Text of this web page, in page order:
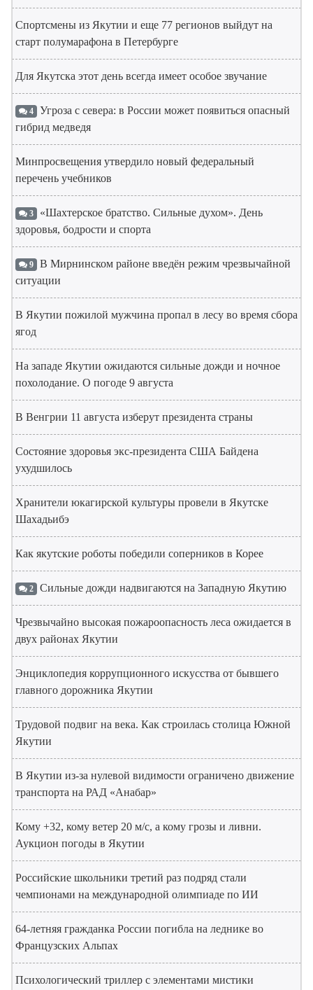
Спортсмены из Якутии и еще 77 регионов выйдут на
старт полумарафона в Петербурге
Для Якутска этот день всегда имеет особое звучание
4 Угроза с севера: в России может появиться опасный
гибрид медведя
Минпросвещения утвердило новый федеральный
перечень учебников
3 «Шахтерское братство. Сильные духом». День
здоровья, бодрости и спорта
9 В Мирнинском районе введён режим чрезвычайной
ситуации
В Якутии пожилой мужчина пропал в лесу во время сбора
ягод
На западе Якутии ожидаются сильные дожди и ночное
похолодание. О погоде 9 августа
В Венгрии 11 августа изберут президента страны
Состояние здоровья экс-президента США Байдена
ухудшилось
Хранители юкагирской культуры провели в Якутске
Шахадьибэ
Как якутские роботы победили соперников в Корее
2 Сильные дожди надвигаются на Западную Якутию
Чрезвычайно высокая пожароопасность леса ожидается в
двух районах Якутии
Энциклопедия коррупционного искусства от бывшего
главного дорожника Якутии
Трудовой подвиг на века. Как строилась столица Южной
Якутии
В Якутии из-за нулевой видимости ограничено движение
транспорта на РАД «Анабар»
Кому +32, кому ветер 20 м/с, а кому грозы и ливни.
Аукцион погоды в Якутии
Российские школьники третий раз подряд стали
чемпионами на международной олимпиаде по ИИ
64-летняя гражданка России погибла на леднике во
Французских Альпах
Психологический триллер с элементами мистики